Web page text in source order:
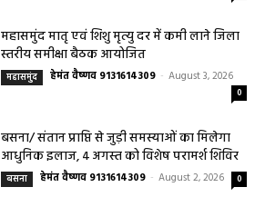
महासमुंद मातृ एवं शिशु मृत्यु दर में कमी लाने जिला
स्तरीय समीक्षा बैठक आयोजित
महासमुंद हेमंत वैष्णव 9131614309 - August 3, 2026
0
बसना/ संतान प्राप्ति से जुड़ी समस्याओं का मिलेगा
आधुनिक इलाज, 4 अगस्त को विशेष परामर्श शिविर
बसना हेमंत वैष्णव 9131614309 - August 2, 2026 0